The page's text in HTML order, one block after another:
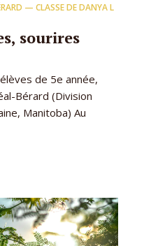
— CLASSE DE DANYA L
sourires
de 5e année,
Bérard (Division
Manitoba) Au